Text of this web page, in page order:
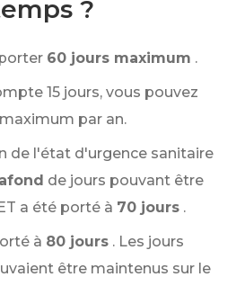
?
60 jours maximum .
15 jours, vous pouvez
par an.
de l'état d'urgence sanitaire
de jours pouvant être
a été porté à 70 jours .
à 80 jours . Les jours
être maintenus sur le